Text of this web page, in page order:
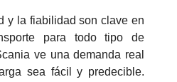
y la fiabilidad son clave en
para todo tipo de
ve una demanda real
sea fácil y predecible.